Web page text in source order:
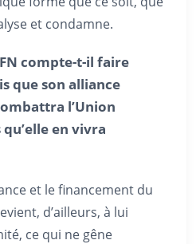
et condamne.
compte-t-il faire
que son alliance
l’Union
en vivra
et le financement du
d’ailleurs, à lui
ce qui ne gêne